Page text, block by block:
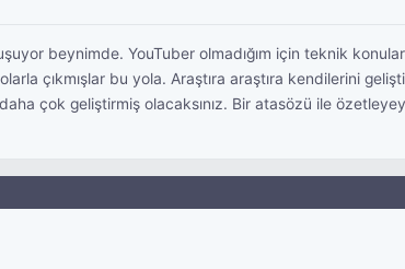
beynimde. YouTuber olmadığım için teknik
çıkmışlar bu yola. Araştıra araştıra kendilerini
çok geliştirmiş olacaksınız. Bir atasözü ile